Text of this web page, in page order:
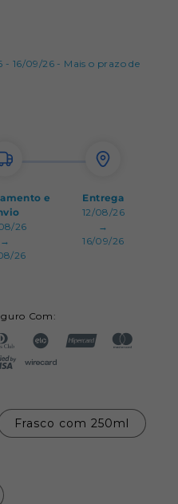
- 16/09/26 - Mais o prazo de
e
26
→
26
Entrega
12/08/26
→
16/09/26
Com:
Frasco com 250ml